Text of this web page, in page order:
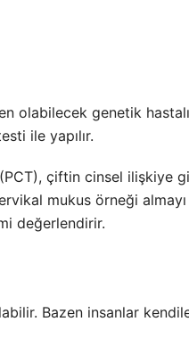
genetik
ile yapılır.
çiftin cinsel ilişkiye
mukus örneği almayı
değerlendirir.
Bazen insanlar